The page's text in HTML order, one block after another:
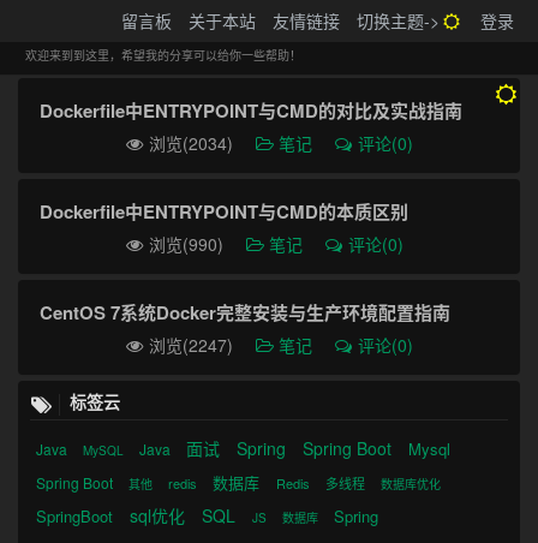
留言板 关于本站 友情链接 切换主题-> 登录
欢迎来到到这里，希望我的分享可以给你一些帮助！
Dockerfile中ENTRYPOINT与CMD的对比及实战指南
浏览(2034) 笔记 评论(0)
Dockerfile中ENTRYPOINT与CMD的本质区别
浏览(990) 笔记 评论(0)
CentOS 7系统Docker完整安装与生产环境配置指南
浏览(2247) 笔记 评论(0)
标签云
Java MySQL Java 面试 Spring Spring Boot Mysql
Spring Boot 其他 redis 数据库 Redis 多线程 数据库优化
SpringBoot sql优化 SQL JS 数据库 Spring